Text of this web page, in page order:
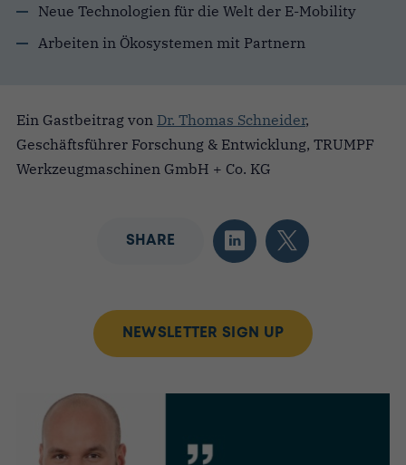
Neue Technologien für die Welt der E-Mobility
Arbeiten in Ökosystemen mit Partnern
Ein Gastbeitrag von Dr. Thomas Schneider,
Geschäftsführer Forschung & Entwicklung, TRUMPF
Werkzeugmaschinen GmbH + Co. KG
SHARE
NEWSLETTER SIGN UP